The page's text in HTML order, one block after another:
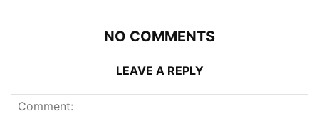
NO COMMENTS
LEAVE A REPLY